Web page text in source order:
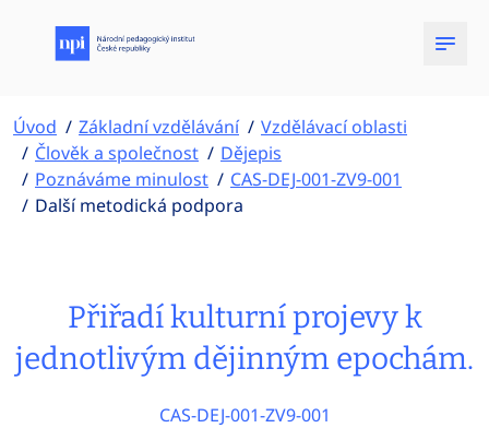
Úvod Základní vzdělávání
Vzdělávací oblasti
Člověk a společnost
Dějepis
Poznáváme minulost
CAS-DEJ-001-ZV9-001
Další metodická podpora
Přiřadí kulturní projevy k
jednotlivým dějinným epochám.
CAS-DEJ-001-ZV9-001